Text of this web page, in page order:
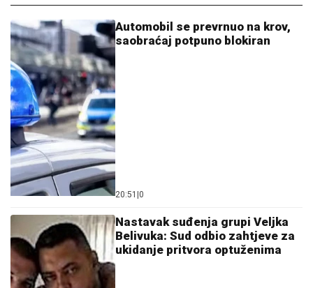
Automobil se prevrnuo na krov,
saobraćaj potpuno blokiran
20:51 0
Nastavak suđenja grupi Veljka
Belivuka: Sud odbio zahtjeve za
ukidanje pritvora optuženima